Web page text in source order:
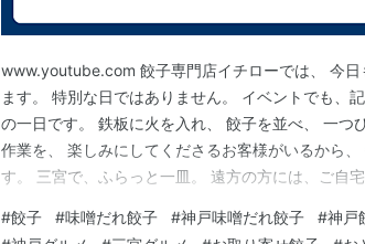
www.youtube.com 餃子専門店イチローでは、 今
ます。 特別な日ではありません。 イベントでも、
の一日です。 鉄板に火を入れ、 餃子を並べ、 一つ
作業を、 楽しみにしてくださるお客様がいるから
す。 三宮で、ふらっと一皿。 遠方の方には、ご自
す。 ーーーーーーーー . ◎◆ 餃子専門店イチロー
#餃子 #味噌だれ餃子 #神戸味噌だれ餃子 #神戸